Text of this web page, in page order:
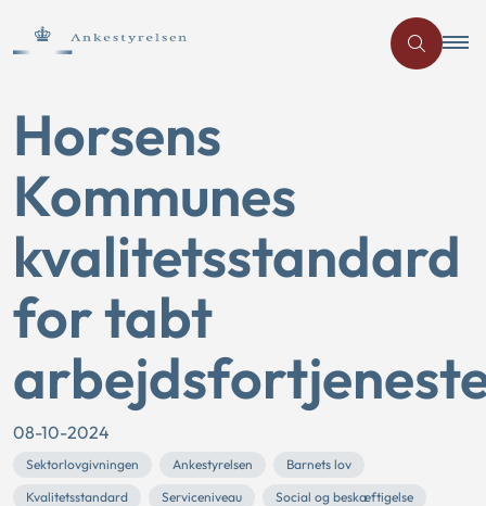
Horsens
Kommunes
kvalitetsstandard
for tabt
08-10-2024
Sektorlovgivningen Ankestyrelsen
Barnets lov
Kvalitetsstandard
Serviceniveau
Social og beskæftigelse